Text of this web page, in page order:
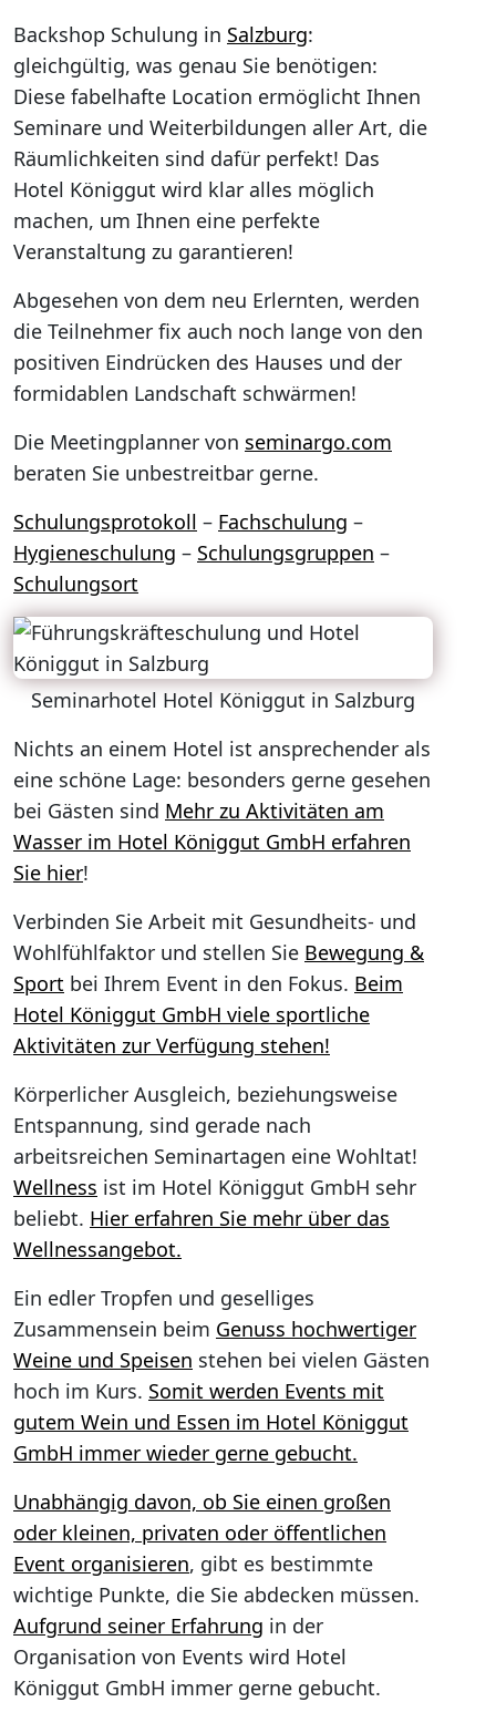
Backshop Schulung in Salzburg:
gleichgültig, was genau Sie benötigen:
Diese fabelhafte Location ermöglicht Ihnen
Seminare und Weiterbildungen aller Art, die
Räumlichkeiten sind dafür perfekt! Das
Hotel Königgut wird klar alles möglich
machen, um Ihnen eine perfekte
Veranstaltung zu garantieren!
Abgesehen von dem neu Erlernten, werden
die Teilnehmer fix auch noch lange von den
positiven Eindrücken des Hauses und der
formidablen Landschaft schwärmen!
Die Meetingplanner von seminargo.com
beraten Sie unbestreitbar gerne.
Schulungsprotokoll – Fachschulung –
Hygieneschulung – Schulungsgruppen –
Schulungsort
Seminarhotel Hotel Königgut in Salzburg
Nichts an einem Hotel ist ansprechender als
eine schöne Lage: besonders gerne gesehen
bei Gästen sind Mehr zu Aktivitäten am
Wasser im Hotel Königgut GmbH erfahren
Sie hier!
Verbinden Sie Arbeit mit Gesundheits- und
Wohlfühlfaktor und stellen Sie Bewegung &
Sport bei Ihrem Event in den Fokus. Beim
Hotel Königgut GmbH viele sportliche
Aktivitäten zur Verfügung stehen!
Körperlicher Ausgleich, beziehungsweise
Entspannung, sind gerade nach
arbeitsreichen Seminartagen eine Wohltat!
Wellness ist im Hotel Königgut GmbH sehr
beliebt. Hier erfahren Sie mehr über das
Wellnessangebot.
Ein edler Tropfen und geselliges
Zusammensein beim Genuss hochwertiger
Weine und Speisen stehen bei vielen Gästen
hoch im Kurs. Somit werden Events mit
gutem Wein und Essen im Hotel Königgut
GmbH immer wieder gerne gebucht.
Unabhängig davon, ob Sie einen großen
oder kleinen, privaten oder öffentlichen
Event organisieren, gibt es bestimmte
wichtige Punkte, die Sie abdecken müssen.
Aufgrund seiner Erfahrung in der
Organisation von Events wird Hotel
Königgut GmbH immer gerne gebucht.